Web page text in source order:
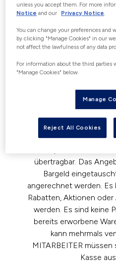
Conde, Zweibrücken,
Wolfsburg, Turin und
Einkäufe, die zwischen
und Sonntag, den
Der Rabatt wird bei
der Filiale vom letzten
Angebot ist online nicht
nicht für den Kauf von
Produkten, Uhren,
Stop Produkten sowie
übertragbar. Das
Bargeld
angerechnet werden.
Rabatten, Aktionen
werden. Es sind keine
bereits erworbene
kann mehrmals
MITARBEITER
Kasse
unless you accept them. For more
Notice and our Privacy Notice.
You can change your preferences and
by clicking "Manage Cookies" in our
not affect the lawfulness of any data
For information about the third parties
"Manage Cookies" below.
Manage
Reject All Cookies